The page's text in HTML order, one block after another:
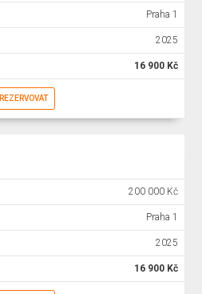
Praha 1
2025
16 900 Kč
REZERVOVAT
200 000 Kč
Praha 1
2025
16 900 Kč